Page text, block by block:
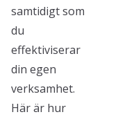
samtidigt som
du
effektiviserar
din egen
verksamhet.
Här är hur